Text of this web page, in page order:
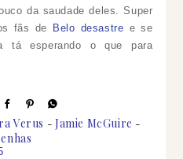
da saudade deles. Super
fãs de Belo desastre e se
tá esperando o que para
Verus
Jamie McGuire